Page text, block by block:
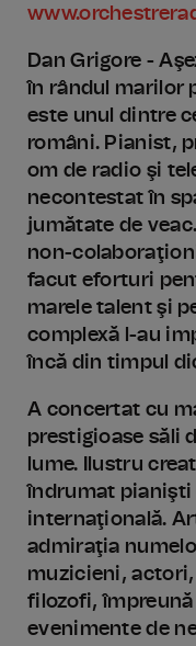
Dan Grigore -
în rândul marilor
este unul dintre
români. Pianist,
om de radio şi
necontestat în
jumătate de
non-
facut eforturi
marele talent şi
complexă l-au
încă din timpul
A concertat cu
prestigioase săli
lume. Ilustru
îndrumat pianişti
internaţională.
admiraţia
muzicieni,
filozofi, împreună
evenimente de